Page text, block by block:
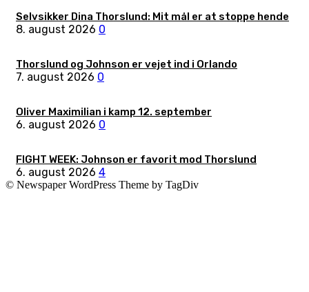
Selvsikker Dina Thorslund: Mit mål er at stoppe hende
8. august 2026 0
Thorslund og Johnson er vejet ind i Orlando
7. august 2026 0
Oliver Maximilian i kamp 12. september
6. august 2026 0
FIGHT WEEK: Johnson er favorit mod Thorslund
6. august 2026 4
© Newspaper WordPress Theme by TagDiv